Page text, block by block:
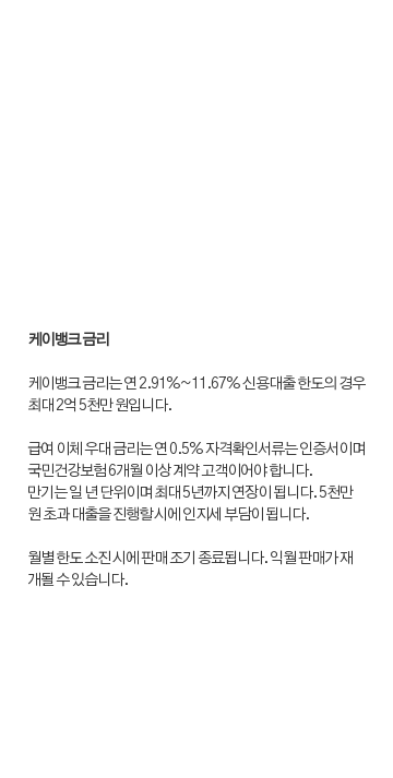
케이뱅크 금리
케이뱅크 금리는 연 2.91%~11.67% 신용대출 한도의 경우
최대 2억 5천만 원입니다.
급여 이체 우대 금리는 연 0.5% 자격확인서류는 인증서이며
국민건강보험 6개월 이상 계약 고객이어야 합니다.
만기는 일 년 단위이며 최대 5년까지 연장이 됩니다. 5천만
원 초과 대출을 진행할 시에 인지세 부담이 됩니다.
월별 한도 소진 시에 판매 조기 종료됩니다. 익월 판매가 재
개될 수 있습니다.